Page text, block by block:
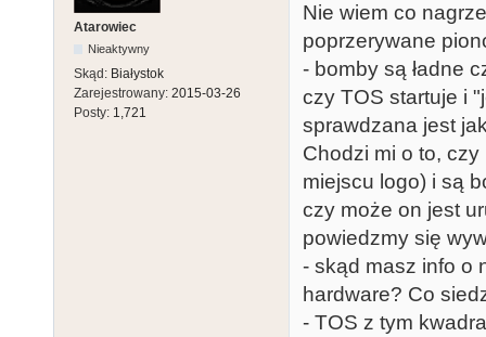
Atarowiec
Nieaktywny
Skąd: Białystok
Zarejestrowany: 2015-03-26
Posty: 1,721
Nie wiem co
poprzerywane
- bomby są ładne
czy TOS startuje i
sprawdzana jest
Chodzi mi o to,
miejscu logo) i są
czy może on jest
powiedzmy się
- skąd masz info o
hardware? Co
- TOS z tym